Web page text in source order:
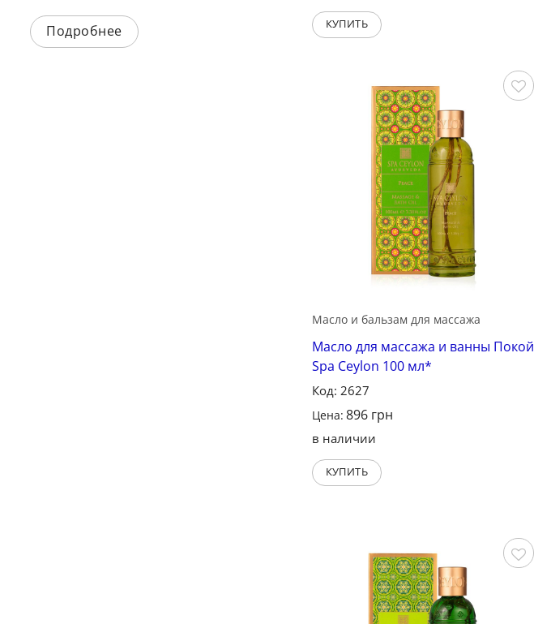
Подробнее КУПИТЬ
Масло и бальзам для массажа
Масло для массажа и ванны Покой
Spa Ceylon 100 мл*
Код: 2627
Цена: 896 грн
в наличии
КУПИТЬ